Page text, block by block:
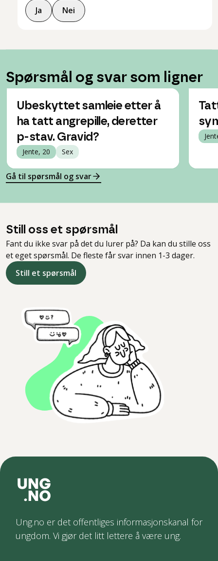
Ja Nei
Spørsmål og svar som ligner
Ubeskyttet samleie etter å
ha tatt angrepille, deretter
p-stav. Gravid?
Jente, 20 Sex
Gå til spørsmål og svar
Still oss et spørsmål
Fant du ikke svar på det du lurer på? Da kan du stille oss
et eget spørsmål. De fleste får svar innen 1-3 dager.
Still et spørsmål
Ung.no er det offentliges informasjonskanal for
ungdom. Vi gjør det litt lettere å være ung.